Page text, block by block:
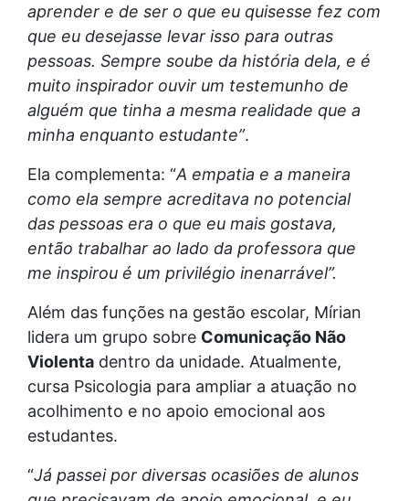
aprender e de ser o que eu quisesse fez com
que eu desejasse levar isso para outras
pessoas. Sempre soube da história dela, e é
muito inspirador ouvir um testemunho de
alguém que tinha a mesma realidade que a
minha enquanto estudante”.
Ela complementa: “A empatia e a maneira
como ela sempre acreditava no potencial
das pessoas era o que eu mais gostava,
então trabalhar ao lado da professora que
me inspirou é um privilégio inenarrável”.
Além das funções na gestão escolar, Mírian
lidera um grupo sobre Comunicação Não
Violenta dentro da unidade. Atualmente,
cursa Psicologia para ampliar a atuação no
acolhimento e no apoio emocional aos
estudantes.
“Já passei por diversas ocasiões de alunos